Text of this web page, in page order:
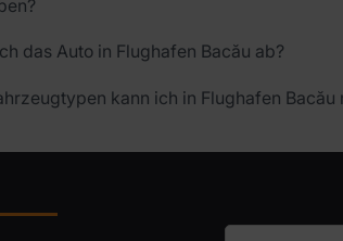
das Auto in Flughafen Bacău ab?
kann ich in Flughafen Bacău